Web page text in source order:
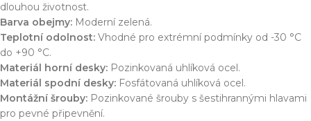
dlouhou životnost.
Barva obejmy: Moderní zelená.
Teplotní odolnost: Vhodné pro extrémní podmínky od -30 °C
do +90 °C.
Materiál horní desky: Pozinkovaná uhlíková ocel.
Materiál spodní desky: Fosfátovaná uhlíková ocel.
Montážní šrouby: Pozinkované šrouby s šestihrannými hlavami
pro pevné připevnění.